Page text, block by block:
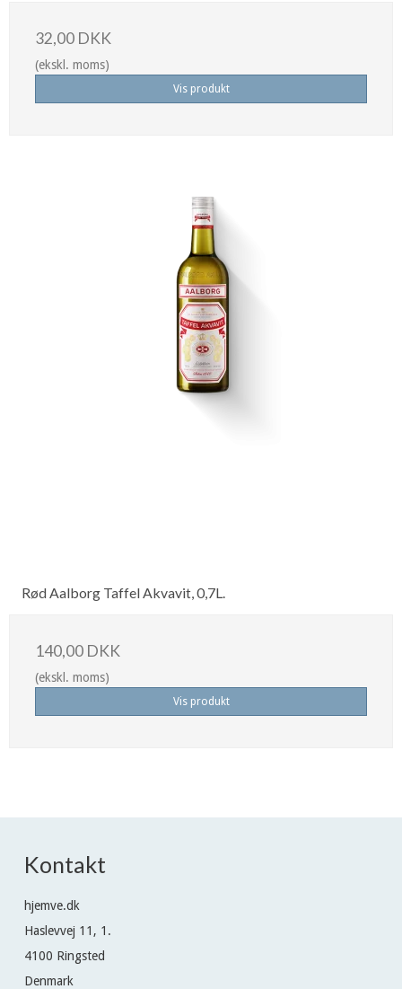
32,00 DKK
(ekskl. moms)
Vis produkt
Rød Aalborg Taffel Akvavit, 0,7L.
140,00 DKK
(ekskl. moms)
Vis produkt
Kontakt
hjemve.dk
Haslevvej 11, 1.
4100 Ringsted
Denmark